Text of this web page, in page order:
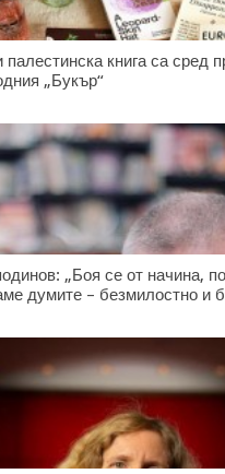
книга са сред
„Букър“
„Боя се от начина,
думите – безмилостно и